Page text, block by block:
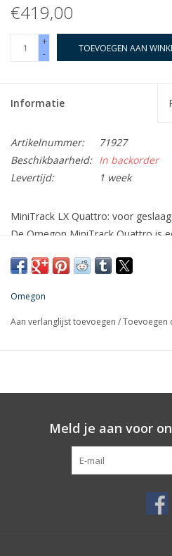
€419,00
+
-
TOEVOEGEN AAN
Informatie
Artikelnummer:
71927
Beschikbaarheid: In backorder
Levertijd:
1 week
MiniTrack LX Quattro: voor
De Omegon MiniTrack Quattro is
maakt u fascinerende beelden van
Deze astrotracker werkt zuiver
De voordelen op een rij:
Nooit opladen: werkt
een stopcontact
Montering opstellen en aan de
Ideaal voor overzichtsfoto’s
Omegon
Aan verlanglijst toevoegen /Toevoegen
Meld je aan voor